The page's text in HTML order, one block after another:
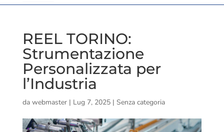
REEL TORINO:
Strumentazione
Personalizzata per
l’Industria
da webmaster| Lug 7, 2025| Senza categoria